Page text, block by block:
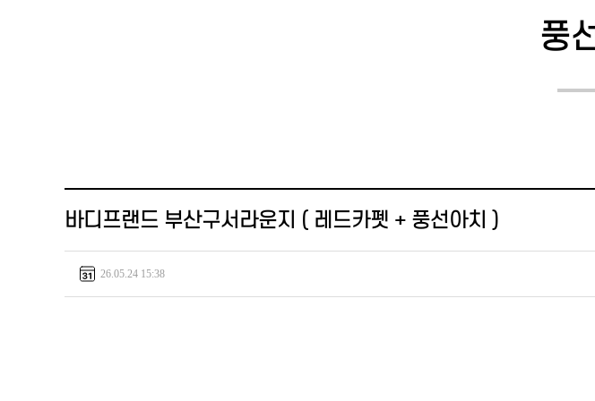
풍
바디프랜드 부산구서라운지 ( 레드카펫 + 풍선아치 )
26.05.24 15:38